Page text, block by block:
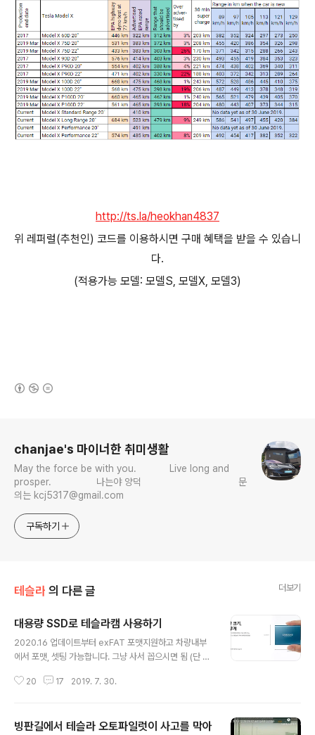
http://ts.la/heokhan4837
위 레퍼럴(추천인) 코드를 이용하시면 구매 혜택을 받을 수 있습니
다.
(적용가능 모델: 모델S, 모델X, 모델3)
chanjae's 마이너한 취미생활
May the force be with you. Live long and
prosper. 나는야 양덕 문
의는 kcj5317@gmail.com
구독하기
테슬라 의 다른 글 더보기
대용량 SSD로 테슬라캠 사용하기
2020.16 업데이트부터 exFAT 포맷지원하고 차량내부
에서 포맷, 셋팅 가능합니다. 그냥 사서 꼽으시면 됨 (단 대
기때문에 차량에서 인식을 못합니다. fat32 or exfat로
부 저장용 USB가 필요합니다. 리눅스기반인 테슬라 차량
20 17 2019. 7. 30.
빙판길에서 테슬라 오토파일럿이 사고를 막아